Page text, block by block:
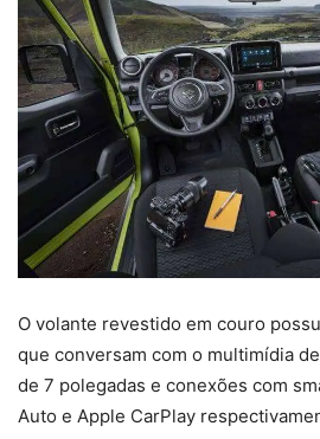
O volante revestido em couro
que conversam com o multimídia
de 7 polegadas e conexões com
Auto e Apple CarPlay